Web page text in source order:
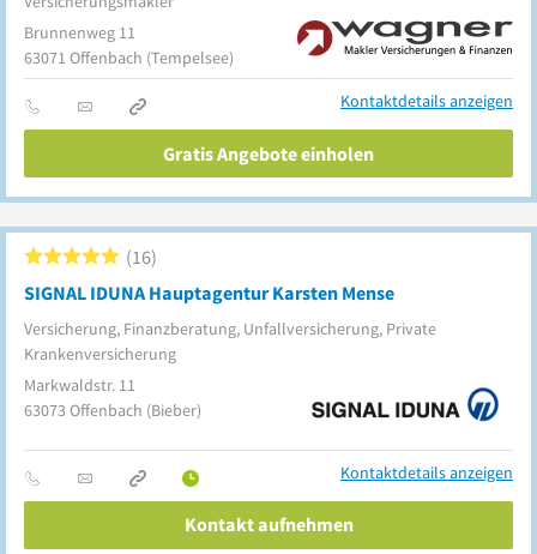
Brunnenweg 11
63071 Offenbach (Tempelsee)
Kontaktdetails anzeigen
Gratis Angebote einholen
SIGNAL IDUNA Hauptagentur Karsten Mense
Versicherung, Finanzberatung, Unfallversicherung, Private
Krankenversicherung
16
Markwaldstr. 11
63073 Offenbach (Bieber)
Kontaktdetails anzeigen
Kontakt aufnehmen